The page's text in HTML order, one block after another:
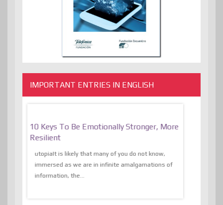
IMPORTANT ENTRIES IN ENGLISH
10 Keys To Be Emotionally Stronger, More
Resilient
utopiaIt is likely that many of you do not know,
immersed as we are in infinite amalgamations of
information, the...